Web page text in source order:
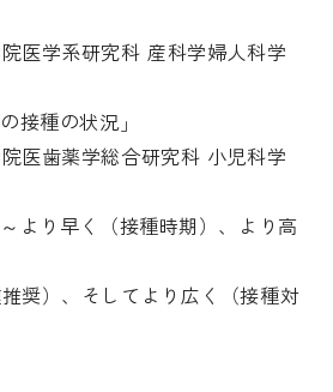
医学系研究科 産科学婦人科学
種の状況」
医歯薬学総合研究科 小児科学
り早く（接種時期）、より高
）、そしてより広く（接種対